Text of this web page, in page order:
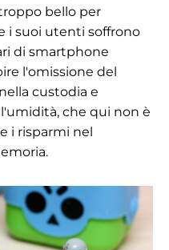
bello per
i suoi utenti soffrono
di smartphone
l'omissione del
custodia e
che qui non è
i risparmi nel